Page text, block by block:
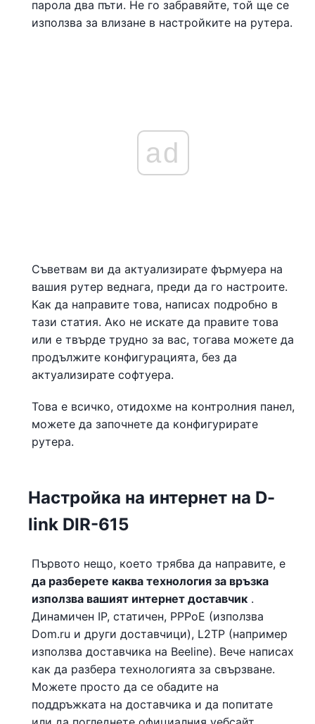
парола два пъти. Не го забравяйте, той ще се
използва за влизане в настройките на рутера.
ad
Съветвам ви да актуализирате фърмуера на
вашия рутер веднага, преди да го настроите.
Как да направите това, написах подробно в
тази статия. Ако не искате да правите това
или е твърде трудно за вас, тогава можете да
продължите конфигурацията, без да
актуализирате софтуера.
Това е всичко, отидохме на контролния панел,
можете да започнете да конфигурирате
рутера.
Настройка на интернет на D-
link DIR-615
Първото нещо, което трябва да направите, е
да разберете каква технология за връзка
използва вашият интернет доставчик .
Динамичен IP, статичен, PPPoE (използва
Dom.ru и други доставчици), L2TP (например
използва доставчика на Beeline). Вече написах
как да разбера технологията за свързване.
Можете просто да се обадите на
поддръжката на доставчика и да попитате